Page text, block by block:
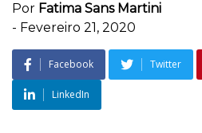
Por Fatima Sans Martini
- Fevereiro 21, 2020
Facebook Twitter
LinkedIn